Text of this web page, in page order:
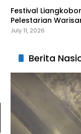
Festival
Pelestarian
Ekonomi
July 11, 2026
Berita